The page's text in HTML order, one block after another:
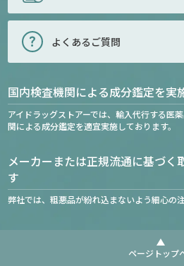
よくあるご質問
国内検査機関による成分鑑定を実
アイドラッグストアーでは、輸入代行する医
関による成分鑑定を適宜実施しております。
メーカーまたは正規流通に基づく
す
弊社では、粗悪品が紛れ込まないよう細心の
ページトップ